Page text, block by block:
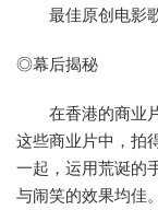
最佳原创电影
◎幕后揭秘
在香港的商业片
这些商业片中，拍
一起，运用荒诞的
与闹笑的效果均佳